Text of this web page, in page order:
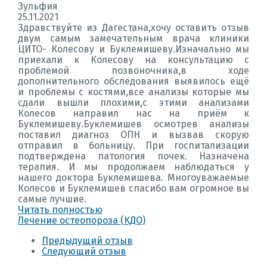
Зульфия
25.11.2021
Здравствуйте из Дагестана,хочу оставить отзыв
двум самым замечательным врача клиники
ЦИТО- Колесову и Буклемишеву.Изначально мы
приехали к Колесову на консультацию с
проблемой позвоночника,в ходе
дополнительного обследования выявилось ещё
и проблемы с костями,все анализы которые мы
сдали вышли плохими,с этими анализами
Колесов направил нас на приём к
Буклемишеву.Буклемишев осмотрев анализы
поставил диагноз ОПН и вызвав скорую
отправил в больницу. При госпитализации
подтверждена патология почек. Назначена
терапия. И мы продолжаем наблюдаться у
нашего доктора Буклемишева. Многоуважаемые
Колесов и Буклемишев спасибо вам огромное вы
самые лучшие.
Читать полностью
Лечение остеопороза (КДО)
Предыдущий отзыв
Следующий отзыв